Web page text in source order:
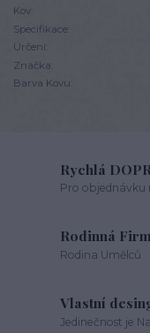
Kov:
Specifikace:
Určení:
Značka:
Barva Kovu:
Rychlá
Pro objednávku
Rodinná
Rodina Umělců
Vlastní
Jedinečnost je